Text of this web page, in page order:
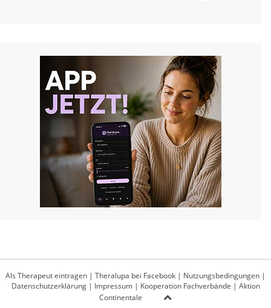
Als Therapeut eintragen | Theralupa bei Facebook | Nutzungsbedingungen |
Datenschutzerklärung| Impressum| Kooperation Fachverbände | Aktion
Continentale